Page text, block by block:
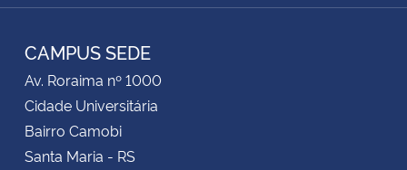
RSS
CAMPUS SEDE
Av. Roraima nº 1000
Cidade Universitária
Bairro Camobi
Santa Maria - RS